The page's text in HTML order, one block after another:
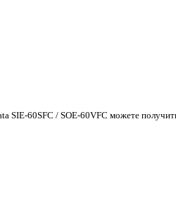
SIE-60SFC / SOE-60VFC можете